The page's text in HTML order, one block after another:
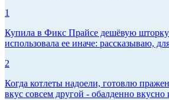
1
Купила в Фикс Прайсе дешёвую
использовала ее иначе: рассказываю,
2
Когда котлеты надоели, готовлю
вкус совсем другой - обалденно вкусно